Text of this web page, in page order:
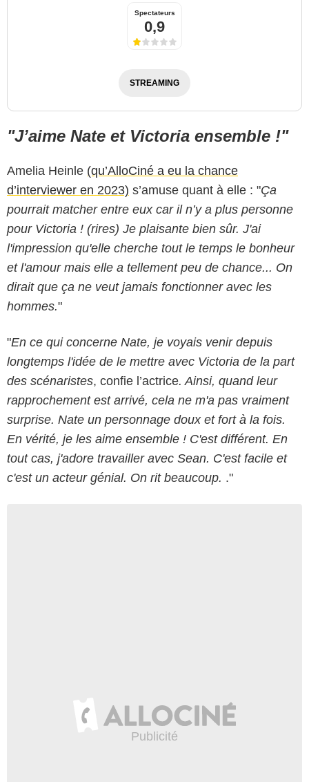
Spectateurs
0,9
STREAMING
"J’aime Nate et Victoria ensemble !"
Amelia Heinle (qu’AlloCiné a eu la chance
d’interviewer en 2023) s’amuse quant à elle : "Ça
pourrait matcher entre eux car il n’y a plus personne
pour Victoria ! (rires) Je plaisante bien sûr. J'ai
l'impression qu'elle cherche tout le temps le bonheur
et l'amour mais elle a tellement peu de chance... On
dirait que ça ne veut jamais fonctionner avec les
hommes."
"En ce qui concerne Nate, je voyais venir depuis
longtemps l'idée de le mettre avec Victoria de la part
des scénaristes, confie l’actrice. Ainsi, quand leur
rapprochement est arrivé, cela ne m'a pas vraiment
surprise. Nate un personnage doux et fort à la fois.
En vérité, je les aime ensemble ! C'est différent. En
tout cas, j'adore travailler avec Sean. C'est facile et
c'est un acteur génial. On rit beaucoup. ."